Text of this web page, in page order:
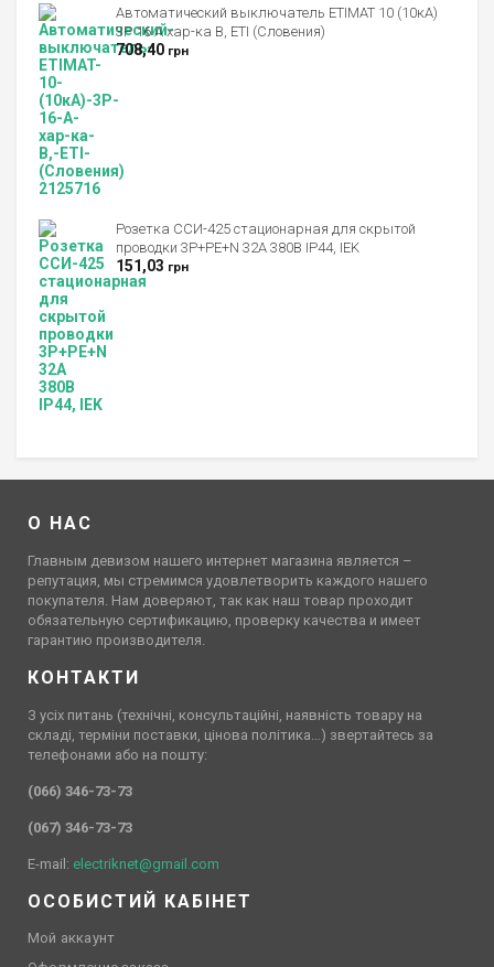
Автоматический выключатель ETIMAT 10 (10кА)
3P 16 А хар-ка B, ETI (Словения)
708,40 грн
Розетка ССИ-425 стационарная для скрытой
проводки 3P+PE+N 32А 380В IP44, IEK
151,03 грн
О НАС
Главным девизом нашего интернет магазина является –
репутация, мы стремимся удовлетворить каждого нашего
покупателя. Нам доверяют, так как наш товар проходит
обязательную сертификацию, проверку качества и имеет
гарантию производителя.
КОНТАКТИ
З усіх питань (технічні, консультаційні, наявність товару на
складі, терміни поставки, цінова політика…) звертайтесь за
телефонами або на пошту:
(066) 346-73-73
(067) 346-73-73
E-mail: electriknet@gmail.com
ОСОБИСТИЙ КАБІНЕТ
Мой аккаунт